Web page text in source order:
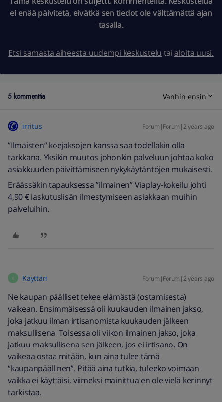
ei enää päivitetä, eivätkä sen tiedot ole välttämättä ajan
tasalla.
Etsi samasta aiheesta uudempi keskustelu tai aloita uusi.
5 kommenttia Vanhin ensin
irritus Forum|Forum|2 years ago
”Ilmaisten” koejaksojen kanssa saa todellakin olla
tarkkana. Yksikin muutos johonkin palveluun johtaa koko
asiakkuuden päivittämiseen nykykäytäntöjen mukaisesti.
Eräässäkin tapauksessa ”ilmainen” Viaplay-kokeilu johti
4,90 € laskutuslisän ilmestymiseen asiakkaan muihin
palveluihin.
K Käyttäri Forum|Forum|2 years ago
Ne kaupan päälliset tekee elämästä (ostamisesta)
vaikean. Ensimmäisessä oli kuukauden ilmainen jakso,
joka jatkuu ilman irtisanomista kuukauden jälkeen
maksullisena. Toisessa oli viikon ilmainen jakso, joka
jatkuu maksullisena sen jälkeen, jos ei irtisano. On
vaikeaa ostaa mitään, kun aina tulee tämä
“kaupanpäällinen”. Pitää aina tutkia, tuleeko voimaan
vaikka ei käyttäisi, viimeksi mainittua en ole vielä kerinnyt
tarkistaa.